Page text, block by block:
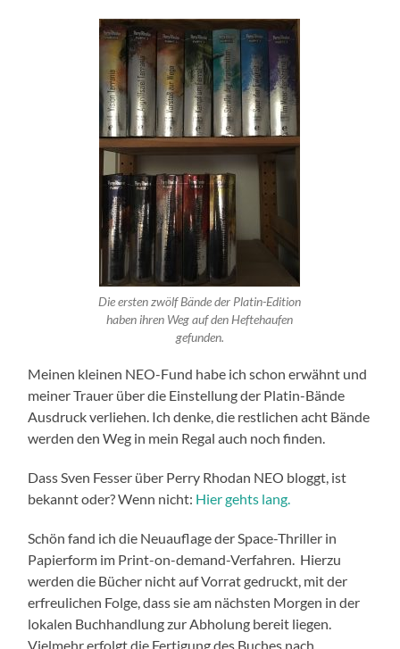
Die ersten zwölf Bände der Platin-Edition
haben ihren Weg auf den Heftehaufen
gefunden.
Meinen kleinen NEO-Fund habe ich schon erwähnt und
meiner Trauer über die Einstellung der Platin-Bände
Ausdruck verliehen. Ich denke, die restlichen acht Bände
werden den Weg in mein Regal auch noch finden.
Dass Sven Fesser über Perry Rhodan NEO bloggt, ist
bekannt oder? Wenn nicht: Hier gehts lang.
Schön fand ich die Neuauflage der Space-Thriller in
Papierform im Print-on-demand-Verfahren. Hierzu
werden die Bücher nicht auf Vorrat gedruckt, mit der
erfreulichen Folge, dass sie am nächsten Morgen in der
lokalen Buchhandlung zur Abholung bereit liegen.
Vielmehr erfolgt die Fertigung des Buches nach